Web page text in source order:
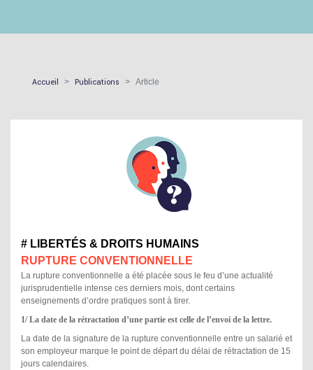
Accueil Publications Article
# LIBERTÉS & DROITS HUMAINS
RUPTURE CONVENTIONNELLE
La rupture conventionnelle a été placée sous le feu d’une actualité
jurisprudentielle intense ces derniers mois, dont certains
enseignements d’ordre pratiques sont à tirer.
1/ La date de la rétractation d’une partie est celle de l’envoi de la lettre.
La date de la signature de la rupture conventionnelle entre un salarié et
son employeur marque le point de départ du délai de rétractation de 15
jours calendaires.